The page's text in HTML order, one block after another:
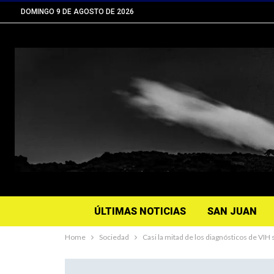
DOMINGO 9 DE AGOSTO DE 2026
ÚLTIMAS NOTICIAS SAN JUAN
Home Sociedad Casi la mitad de los diagnósticos de